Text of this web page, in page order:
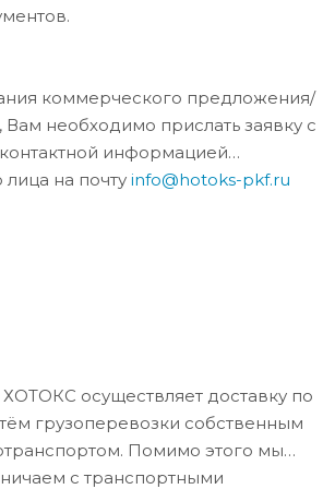
коммерческого предложения/
Вам необходимо прислать заявку с
информацией
лица на почту info@hotoks-pkf.ru
осуществляет доставку по
грузоперевозки собственным
Помимо этого мы
с транспортными